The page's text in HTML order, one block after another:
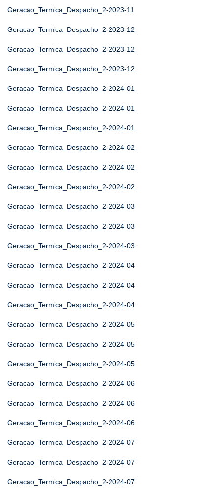
Geracao_Termica_Despacho_2-2023-11
Geracao_Termica_Despacho_2-2023-12
Geracao_Termica_Despacho_2-2023-12
Geracao_Termica_Despacho_2-2023-12
Geracao_Termica_Despacho_2-2024-01
Geracao_Termica_Despacho_2-2024-01
Geracao_Termica_Despacho_2-2024-01
Geracao_Termica_Despacho_2-2024-02
Geracao_Termica_Despacho_2-2024-02
Geracao_Termica_Despacho_2-2024-02
Geracao_Termica_Despacho_2-2024-03
Geracao_Termica_Despacho_2-2024-03
Geracao_Termica_Despacho_2-2024-03
Geracao_Termica_Despacho_2-2024-04
Geracao_Termica_Despacho_2-2024-04
Geracao_Termica_Despacho_2-2024-04
Geracao_Termica_Despacho_2-2024-05
Geracao_Termica_Despacho_2-2024-05
Geracao_Termica_Despacho_2-2024-05
Geracao_Termica_Despacho_2-2024-06
Geracao_Termica_Despacho_2-2024-06
Geracao_Termica_Despacho_2-2024-06
Geracao_Termica_Despacho_2-2024-07
Geracao_Termica_Despacho_2-2024-07
Geracao_Termica_Despacho_2-2024-07